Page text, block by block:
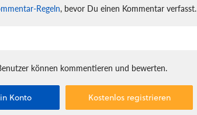
Regeln, bevor Du einen Kommentar verfasst.
können kommentieren und bewerten.
Konto Kostenlos registrieren